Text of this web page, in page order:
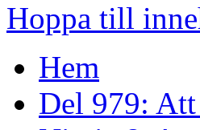
Hoppa till
Hem
Del 979: